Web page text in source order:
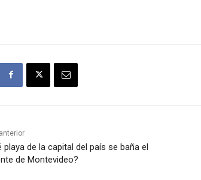
playa de la capital del país se baña el
de Montevideo?